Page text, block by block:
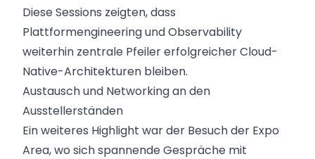
Diese Sessions zeigten, dass
Plattformengineering und Observability
weiterhin zentrale Pfeiler erfolgreicher Cloud-
Native-Architekturen bleiben.
Austausch und Networking an den
Ausstellerständen
Ein weiteres Highlight war der Besuch der Expo
Area, wo sich spannende Gespräche mit